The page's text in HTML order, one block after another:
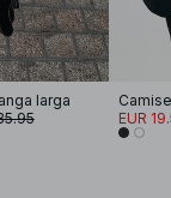
larga
EUR